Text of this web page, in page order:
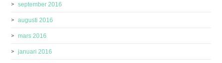
september 2016
augusti 2016
mars 2016
januari 2016